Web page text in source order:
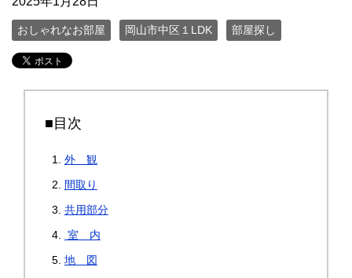
おしゃれなお部屋 岡山市中区１LDK 部屋探し
■目次
外 観
間取り
共用部分
室 内
地 図